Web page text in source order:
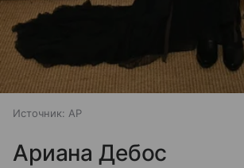
Источник: AP
Ариана Дебос